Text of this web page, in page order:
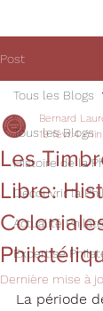
Post
Tous les Blogs
Histoire de la
Découvrir la
Actualité
Expertise
Tous les Blogs
Les
Libre:
Bernard
19 févr.4
Dernière mise à
La période